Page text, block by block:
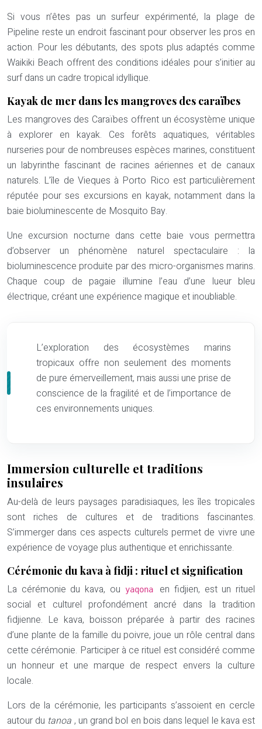
Si vous n’êtes pas un surfeur expérimenté, la plage de
Pipeline reste un endroit fascinant pour observer les pros en
action. Pour les débutants, des spots plus adaptés comme
Waikiki Beach offrent des conditions idéales pour s’initier au
surf dans un cadre tropical idyllique.
Kayak de mer dans les mangroves des caraïbes
Les mangroves des Caraïbes offrent un écosystème unique
à explorer en kayak. Ces forêts aquatiques, véritables
nurseries pour de nombreuses espèces marines, constituent
un labyrinthe fascinant de racines aériennes et de canaux
naturels. L’île de Vieques à Porto Rico est particulièrement
réputée pour ses excursions en kayak, notamment dans la
baie bioluminescente de Mosquito Bay.
Une excursion nocturne dans cette baie vous permettra
d’observer un phénomène naturel spectaculaire : la
bioluminescence produite par des micro-organismes marins.
Chaque coup de pagaie illumine l’eau d’une lueur bleu
électrique, créant une expérience magique et inoubliable.
L’exploration des écosystèmes marins
tropicaux offre non seulement des moments
de pure émerveillement, mais aussi une prise de
conscience de la fragilité et de l’importance de
ces environnements uniques.
Immersion culturelle et traditions
insulaires
Au-delà de leurs paysages paradisiaques, les îles tropicales
sont riches de cultures et de traditions fascinantes.
S’immerger dans ces aspects culturels permet de vivre une
expérience de voyage plus authentique et enrichissante.
Cérémonie du kava à fidji : rituel et signification
La cérémonie du kava, ou
yaqona en fidjien, est un rituel
social et culturel profondément ancré dans la tradition
fidjienne. Le kava, boisson préparée à partir des racines
d’une plante de la famille du poivre, joue un rôle central dans
cette cérémonie. Participer à ce rituel est considéré comme
un honneur et une marque de respect envers la culture
locale.
Lors de la cérémonie, les participants s’assoient en cercle
autour du tanoa , un grand bol en bois dans lequel le kava est